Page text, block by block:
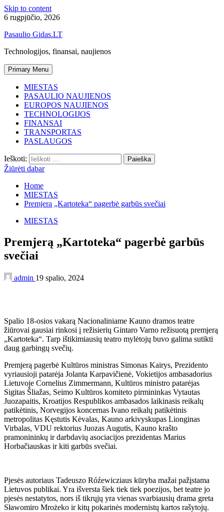
Skip to content
6 rugpjūčio, 2026
Pasaulio Gidas.LT
Technologijos, finansai, naujienos
Primary Menu
MIESTAS
PASAULIO NAUJIENOS
EUROPOS NAUJIENOS
TECHNOLOGIJOS
FINANSAI
TRANSPORTAS
PASLAUGOS
Ieškoti:
Žiūrėti dabar
Home
MIESTAS
Premjerą „Kartoteka“ pagerbė garbūs svečiai
MIESTAS
Premjerą „Kartoteka“ pagerbė garbūs
svečiai
admin 19 spalio, 2024
Spalio 18-osios vakarą Nacionaliniame Kauno dramos teatre
žiūrovai gausiai rinkosi į režisierių Gintaro Varno režisuotą premjerą
„Kartoteka“. Tarp ištikimiausių teatro mylėtojų buvo galima sutikti
daug garbingų svečių.
Premjerą pagerbė Kultūros ministras Simonas Kairys, Prezidento
vyriausioji patarėja Jolanta Karpavičienė, Vokietijos ambasadorius
Lietuvoje Cornelius Zimmermann, Kultūros ministro patarėjas
Sigitas Šliažas, Seimo Kultūros komiteto pirmininkas Vytautas
Juozapaitis, Kroatijos Respublikos ambasados ​​laikinasis reikalų
patikėtinis, Norvegijos koncernas Ivano reikalų patikėtinis
metropolitas Kęstutis Kėvalas, Kauno arkivyskupas Lionginas
Virbalas, VDU rektorius Juozas Augutis, Kauno krašto
pramonininkų ir darbdavių asociacijos prezidentas Marius
Horbačiauskas ir kiti garbūs svečiai.
Pjesės autoriaus Tadeuszo Róźewicziaus kūryba mažai pažįstama
Lietuvos publikai. Yra išversta šiek tiek tiek poezijos, bet teatre jo
pjesės nestatytos, nors iš tikrųjų yra vienas svarbiausių drama greta
Sławomiro Mrożeko ir kitų pokarinės modernistų kartos rašytojų.